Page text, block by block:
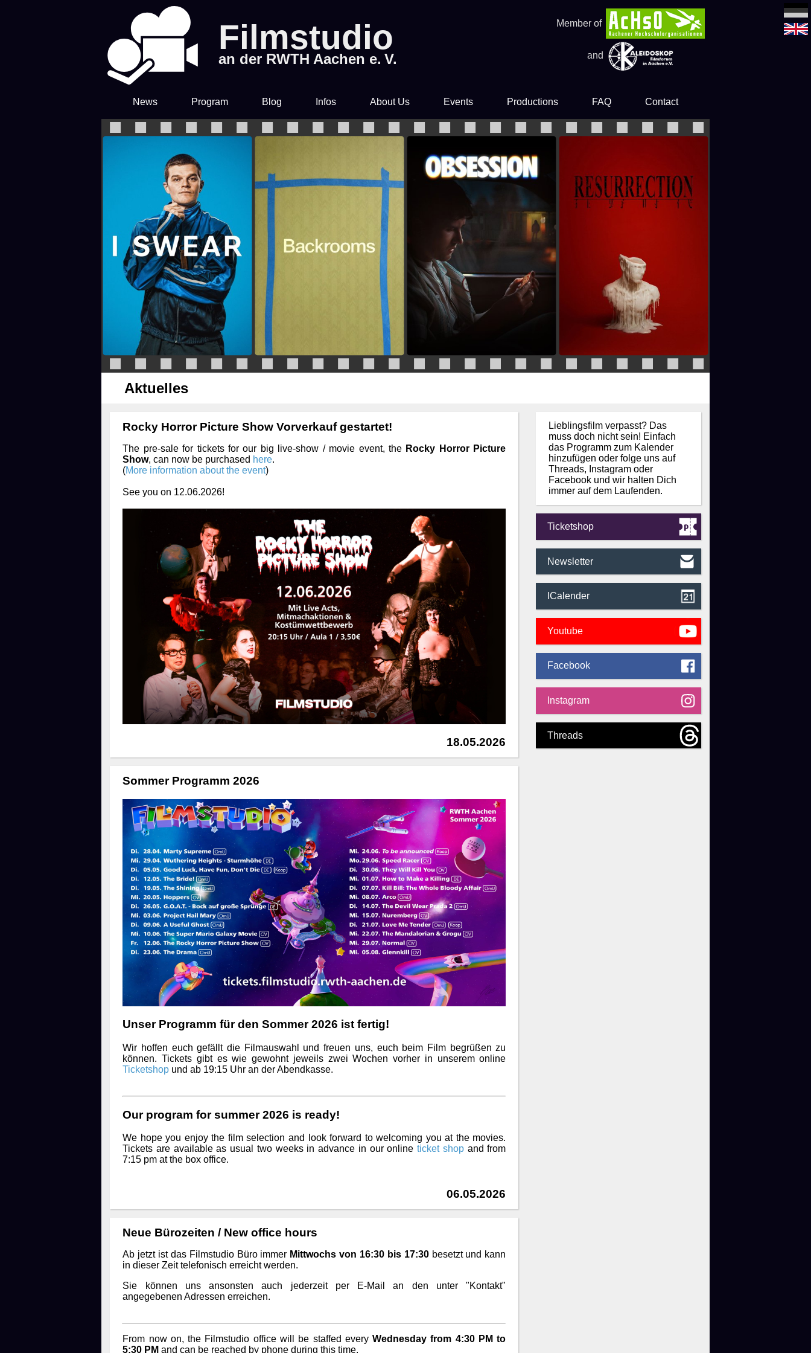
Filmstudio
an der RWTH Aachen e. V.
Member of
and
News Program Blog Infos
Tickets & Pre-Sale
About Us
About Us
How to join us!
Chronicle
Technology
Library & Collections
Events
Rocky Horror Picture
Filmstudio Special
Die Feuerzangenbowle
Productions
Movies
FAQ Contact
Aktuelles
Rocky Horror Picture Show Vorverkauf gestartet!
The pre-sale for tickets for our big live-show / movie event, the Rocky Horror Picture
Show, can now be purchased here.
(More information about the event)
See you on 12.06.2026!
18.05.2026
Sommer Programm 2026
Unser Programm für den Sommer 2026 ist fertig!
Wir hoffen euch gefällt die Filmauswahl und freuen uns, euch beim Film begrüßen zu
können. Tickets gibt es wie gewohnt jeweils zwei Wochen vorher in unserem online
Ticketshop und ab 19:15 Uhr an der Abendkasse.
Our program for summer 2026 is ready!
We hope you enjoy the film selection and look forward to welcoming you at the movies.
Tickets are available as usual two weeks in advance in our onlineticket shopand from
7:15 pm at the box office.
06.05.2026
Neue Bürozeiten / New office hours
Ab jetzt ist das Filmstudio Büro immer Mittwochs von 16:30 bis 17:30 besetzt und kann
in dieser Zeit telefonisch erreicht werden.
Sie können uns ansonsten auch jederzeit per E-Mail an den unter "Kontakt"
angegebenen Adressen erreichen.
From now on, the Filmstudio office will be staffed everyWednesday from 4:30 PM to
5:30 PMand can be reached by phone during this time.
Lieblingsfilm verpasst? Das
muss doch nicht sein! Einfach
das Programm zum Kalender
hinzufügen oder folge uns auf
Threads, Instagram oder
Facebook und wir halten Dich
immer auf dem Laufenden.
Ticketshop
Newsletter
ICalender
Youtube
Facebook
Instagram
Threads